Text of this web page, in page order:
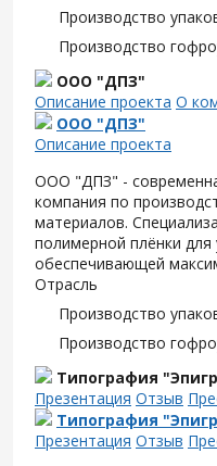
Производство
Производство
ООО "ДПЗ"
Описание проекта О
ООО "ДПЗ"
Описание проекта
ООО "ДПЗ" -
компания по
материалов.
полимерной плёнки
обеспечивающей
Отрасль
Производство
Производство
Типография
Презентация Отзыв
Типография
Презентация Отзыв